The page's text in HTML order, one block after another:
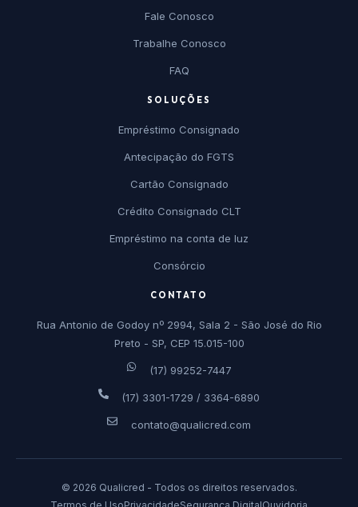
Fale Conosco
Trabalhe Conosco
FAQ
SOLUÇÕES
Empréstimo Consignado
Antecipação do FGTS
Cartão Consignado
Crédito Consignado CLT
Empréstimo na conta de luz
Consórcio
CONTATO
Rua Antonio de Godoy nº 2994, Sala 2 - São José do Rio
Preto - SP, CEP 15.015-100
(17) 99252-7447
(17) 3301-1729 / 3364-6890
contato@qualicred.com
© 2026 Qualicred - Todos os direitos reservados.